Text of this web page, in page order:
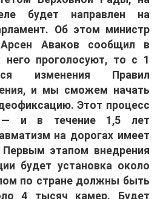
будет направлен на
Об этом министр
Арсен Аваков сообщил в
него проголосуют, то с 1
изменения Правил
и мы сможем начать
Этот процесс
— и в течение 1,5 лет
на дорогах имеет
Первым этапом внедрения
будет установка около
по стране должны быть
4 тысяч камер. Будет